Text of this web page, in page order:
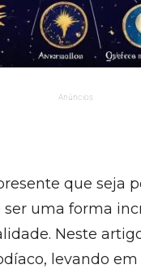
Anúncios
que seja
uma forma
Neste
levando